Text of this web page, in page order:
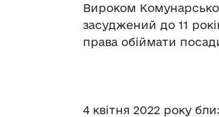
Вироком
засуджений до 11
права обіймати
4 квітня 2022 року